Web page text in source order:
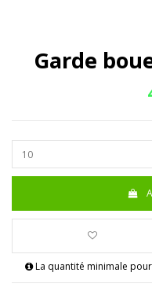
Garde
La quantité minimale